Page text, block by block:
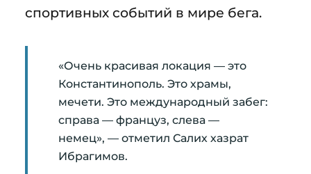
спортивных событий в мире бега.
«Очень красивая локация — это
Константинополь. Это храмы,
мечети. Это международный забег:
справа — француз, слева —
немец», — отметил Салих хазрат
Ибрагимов.